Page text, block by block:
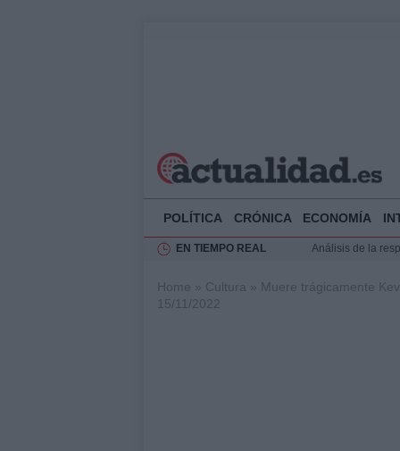
POLÍTICA CRÓNICA ECONOMÍA
EN TIEMPO REAL
Análisis de la
Felipe VI recibe
Home » Cultura » Muere trágicamente
15/11/2022